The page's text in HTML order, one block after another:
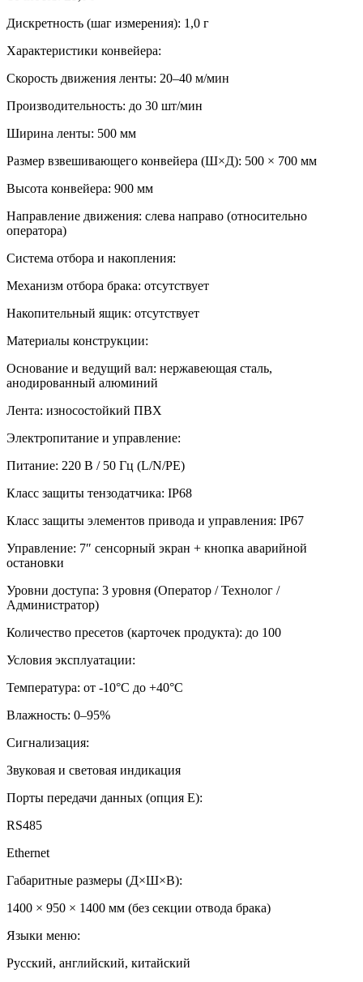
Дискретность (шаг измерения): 1,0 г
Характеристики конвейера:
Скорость движения ленты: 20–40 м/мин
Производительность: до 30 шт/мин
Ширина ленты: 500 мм
Размер взвешивающего конвейера (Ш×Д): 500 × 700 мм
Высота конвейера: 900 мм
Направление движения: слева направо (относительно
оператора)
Система отбора и накопления:
Механизм отбора брака: отсутствует
Накопительный ящик: отсутствует
Материалы конструкции:
Основание и ведущий вал: нержавеющая сталь,
анодированный алюминий
Лента: износостойкий ПВХ
Электропитание и управление:
Питание: 220 В / 50 Гц (L/N/PE)
Класс защиты тензодатчика: IP68
Класс защиты элементов привода и управления: IP67
Управление: 7″ сенсорный экран + кнопка аварийной
остановки
Уровни доступа: 3 уровня (Оператор / Технолог /
Администратор)
Количество пресетов (карточек продукта): до 100
Условия эксплуатации:
Температура: от -10°C до +40°C
Влажность: 0–95%
Сигнализация:
Звуковая и световая индикация
Порты передачи данных (опция E):
RS485
Ethernet
Габаритные размеры (Д×Ш×В):
1400 × 950 × 1400 мм (без секции отвода брака)
Языки меню:
Русский, английский, китайский